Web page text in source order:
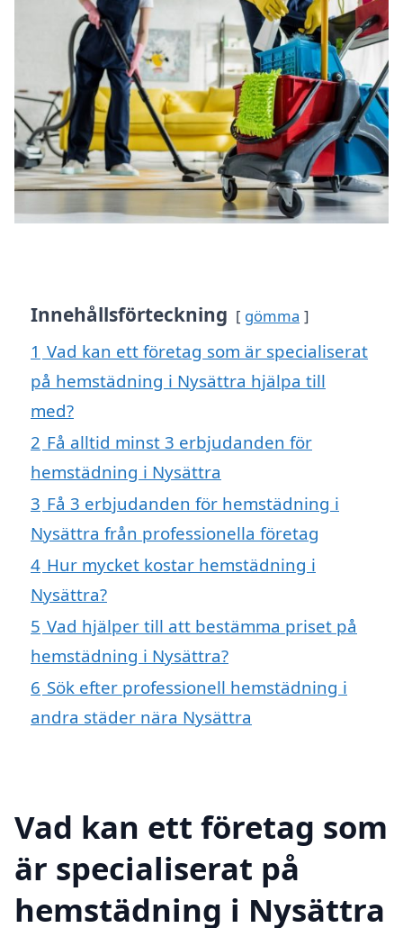
Innehållsförteckning gömma
1 Vad kan ett företag som är specialiserat
på hemstädning i Nysättra hjälpa till
med?
2 Få alltid minst 3 erbjudanden för
hemstädning i Nysättra
3 Få 3 erbjudanden för hemstädning i
Nysättra från professionella företag
4 Hur mycket kostar hemstädning i
Nysättra?
5 Vad hjälper till att bestämma priset på
hemstädning i Nysättra?
6 Sök efter professionell hemstädning i
andra städer nära Nysättra
Vad kan ett företag som
är specialiserat på
hemstädning i Nysättra